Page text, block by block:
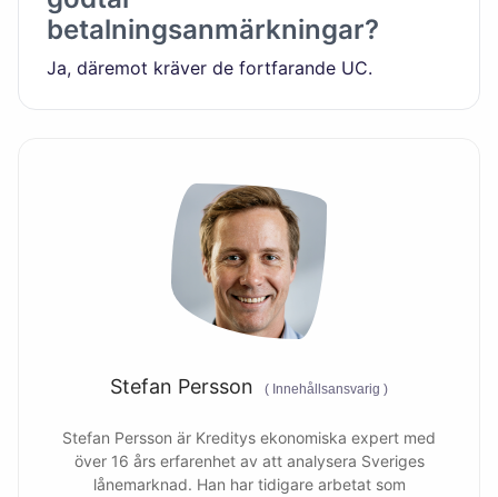
betalningsanmärkningar?
Ja, däremot kräver de fortfarande UC.
Stefan Persson ( Innehållsansvarig )
Stefan Persson är Kreditys ekonomiska expert med
över 16 års erfarenhet av att analysera Sveriges
lånemarknad. Han har tidigare arbetat som